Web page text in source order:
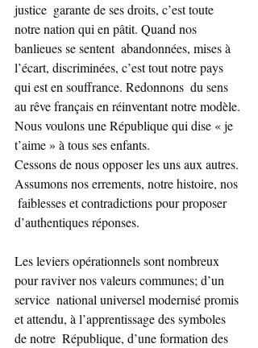
justice  garante de ses droits, c’est toute
notre nation qui en pâtit. Quand nos
banlieues se sentent  abandonnées, mises à
l’écart, discriminées, c’est tout notre pays
qui est en souffrance. Redonnons  du sens
au rêve français en réinventant notre modèle.
Nous voulons une République qui dise « je
t’aime » à tous ses enfants.
Cessons de nous opposer les uns aux autres.
Assumons nos errements, notre histoire, nos
faiblesses et contradictions pour proposer
d’authentiques réponses.
Les leviers opérationnels sont nombreux
pour raviver nos valeurs communes; d’un
service  national universel modernisé promis
et attendu, à l’apprentissage des symboles
de notre  République, d’une formation des